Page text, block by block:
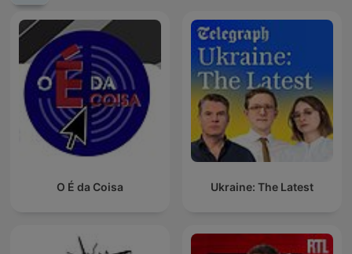
O É da Coisa Ukraine: The Latest